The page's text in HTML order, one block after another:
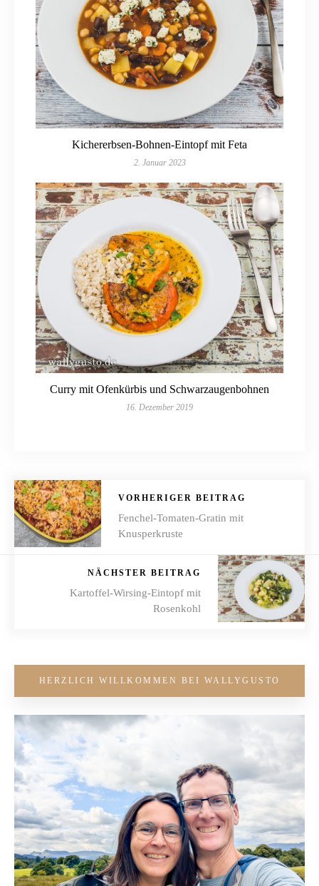
Kichererbsen-Bohnen-Eintopf mit Feta
2. Januar 2023
Curry mit Ofenkürbis und Schwarzaugenbohnen
16. Dezember 2019
VORHERIGER BEITRAG
Fenchel-Tomaten-Gratin mit
Knusperkruste
NÄCHSTER BEITRAG
Kartoffel-Wirsing-Eintopf mit
Rosenkohl
HERZLICH WILLKOMMEN BEI WALLYGUSTO